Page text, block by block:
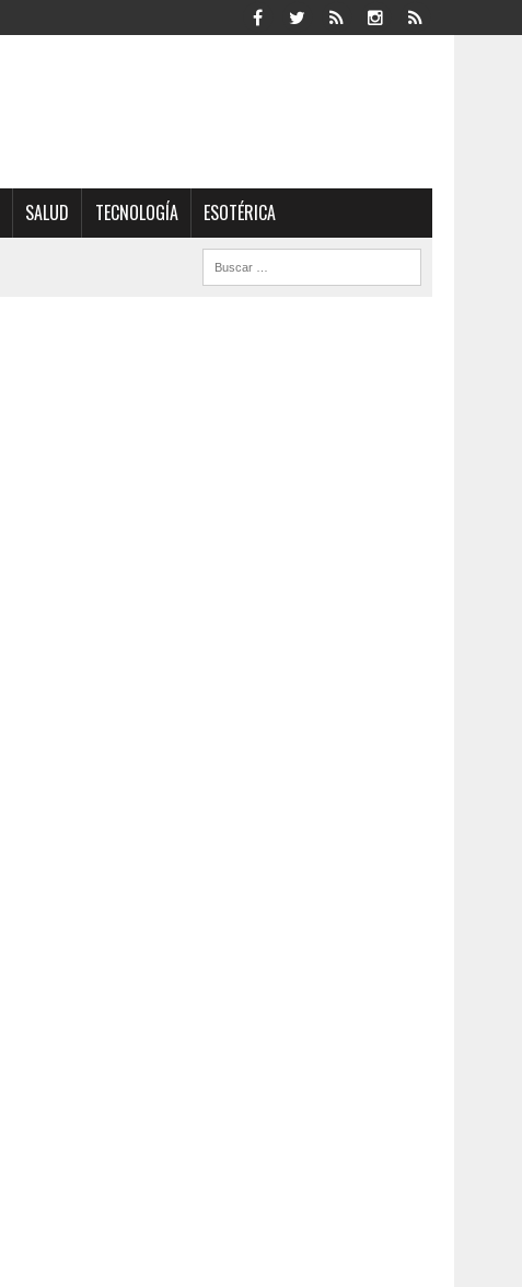
SALUD TECNOLOGÍA ESOTÉRICA